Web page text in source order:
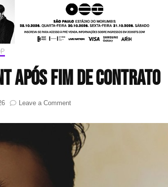
após fim de contrato
Leave a Commenton
deixa
a
SM
Entertainment
após
fim
de